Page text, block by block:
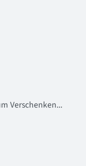
Verschenken...